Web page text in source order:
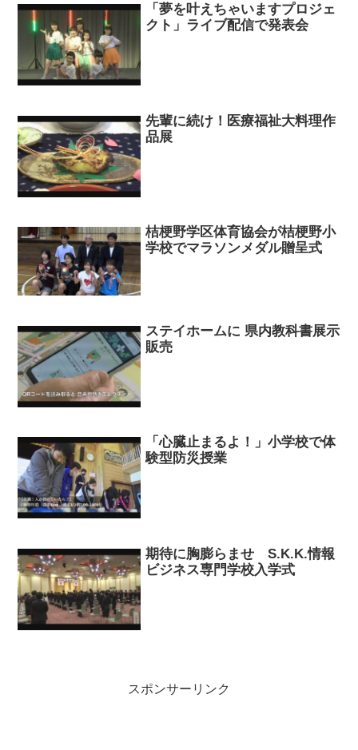
「夢を叶えちゃいますプロジェ
クト」ライブ配信で発表会
先輩に続け！医療福祉大料理作
品展
桔梗野学区体育協会が桔梗野小
学校でマラソンメダル贈呈式
ステイホームに 県内教科書展示
販売
「心臓止まるよ！」小学校で体
験型防災授業
期待に胸膨らませ S.K.K.情報
ビジネス専門学校入学式
スポンサーリンク